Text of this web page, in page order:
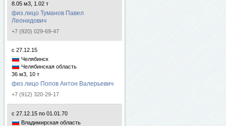
8.05 м3, 1.02 т
физ.лицо Туманов Павел
Леонидович
+7 (920) 029-69-47
с 27.12.15
Челябинск
Челябинская область
36 м3, 10 т
физ.лицо Попов Антон Валерьевич
+7 (912) 320-29-17
с 27.12.15 по 01.01.70
Владимирская область